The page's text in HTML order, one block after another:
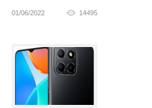
01/06/2022 14495